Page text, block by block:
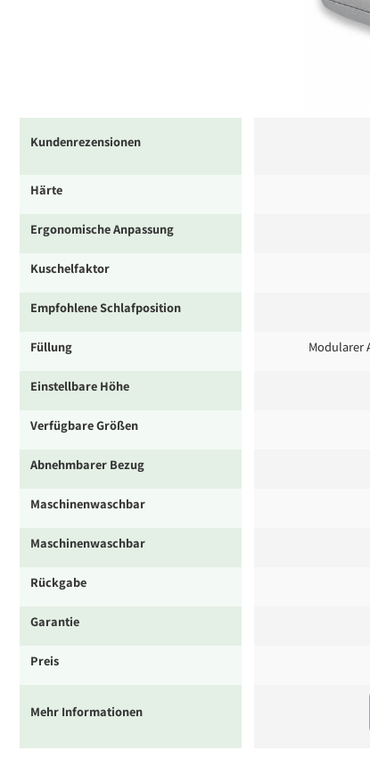
Kundenrezensionen
Härte
Ergonomische Anpassung
Kuschelfaktor
Empfohlene Schlafposition
Füllung Modularer
Einstellbare Höhe
Verfügbare Größen
Abnehmbarer Bezug
Maschinenwaschbar
Maschinenwaschbar
Rückgabe
Garantie
Preis
Mehr Informationen